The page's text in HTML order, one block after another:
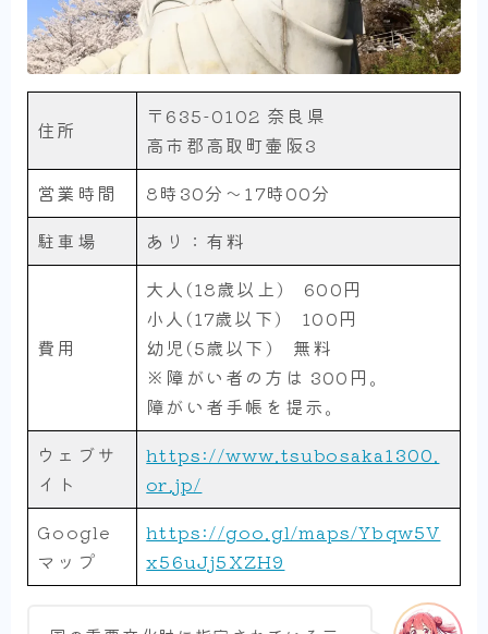
住所
〒635-0102 奈良県
高市郡高取町壷阪3
営業時間
8時30分～17時00分
駐車場
あり：有料
費用
大人(18歳以上) 600円
小人(17歳以下) 100円
幼児(5歳以下) 無料
※障がい者の方は 300円。
障がい者手帳を提示。
ウェブサ
イト
https://www.tsubosaka1300.
or.jp/
Google
マップ
https://goo.gl/maps/Ybqw5V
x56uJj5XZH9